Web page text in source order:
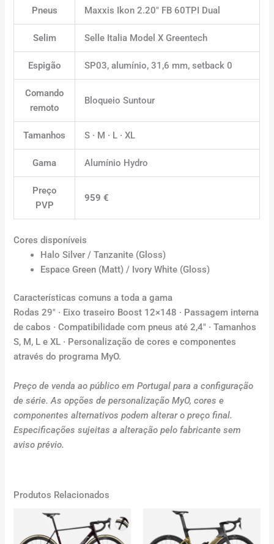
Pneus Maxxis Ikon 2.20″ FB 60TPI Dual
Selim Selle Italia Model X Greentech
Espigão SP03, alumínio, 31,6 mm, setback 0
Comando
remoto
Bloqueio Suntour
Tamanhos S · M · L · XL
Gama Alumínio Hydro
Preço
PVP
959 €
Cores disponíveis
Halo Silver / Tanzanite (Gloss)
Espace Green (Matt) / Ivory White (Gloss)
Características comuns a toda a gama
Rodas 29″ · Eixo traseiro Boost 12×148 · Passagem interna
de cabos · Compatibilidade com pneus até 2,4″ · Tamanhos
S, M, L e XL · Personalização de cores e componentes
através do programa MyO.
Preço de venda ao público em Portugal para a configuração
de série. As opções de personalização MyO, cores e
componentes alternativos podem alterar o preço final.
Especificações sujeitas a alteração pelo fabricante sem
aviso prévio.
Produtos Relacionados